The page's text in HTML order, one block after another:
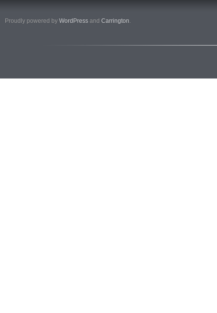
Proudly powered by WordPress and Carrington.